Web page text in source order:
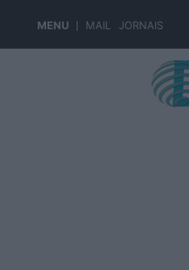
MENU MAIL JORNAIS